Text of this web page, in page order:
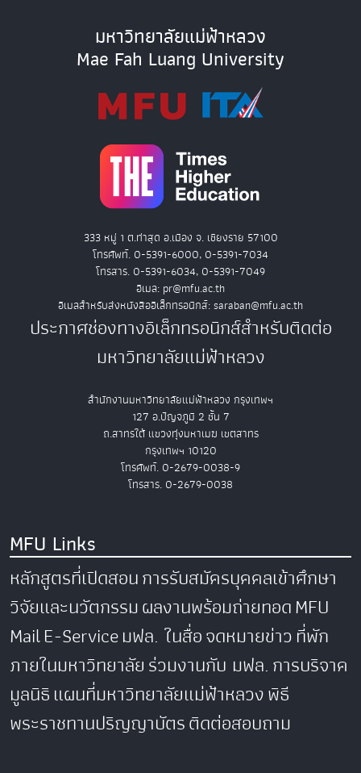
มหาวิทยาลัยแม่ฟ้าหลวง
Mae Fah Luang University
333 หมู่ 1 ต.ท่าสุด อ.เมือง จ. เชียงราย 57100
โทรศัพท์. 0-5391-6000, 0-5391-7034
โทรสาร. 0-5391-6034, 0-5391-7049
อีเมล: pr@mfu.ac.th
อีเมลสำหรับส่งหนังสืออิเล็กทรอนิกส์: saraban@mfu.ac.th
ประกาศช่องทางอิเล็กทรอนิกส์สำหรับติดต่อ
มหาวิทยาลัยแม่ฟ้าหลวง
สำนักงานมหาวิทยาลัยแม่ฟ้าหลวง กรุงเทพฯ
127 อ.ปัญจภูมิ 2 ชั้น 7
ถ.สาทรใต้ แขวงทุ่งมหาเมฆ เขตสาทร
กรุงเทพฯ 10120
โทรศัพท์. 0-2679-0038-9
โทรสาร. 0-2679-0038
MFU Links
หลักสูตรที่เปิดสอนการรับสมัครบุคคลเข้าศึกษา
วิจัยและนวัตกรรมผลงานพร้อมถ่ายทอดMFU
MailE-Serviceมฟล. ในสื่อจดหมายข่าวที่พัก
ภายในมหาวิทยาลัยร่วมงานกับ มฟล.การบริจาค
มูลนิธิแผนที่มหาวิทยาลัยแม่ฟ้าหลวงพิธี
พระราชทานปริญญาบัตรติดต่อสอบถาม